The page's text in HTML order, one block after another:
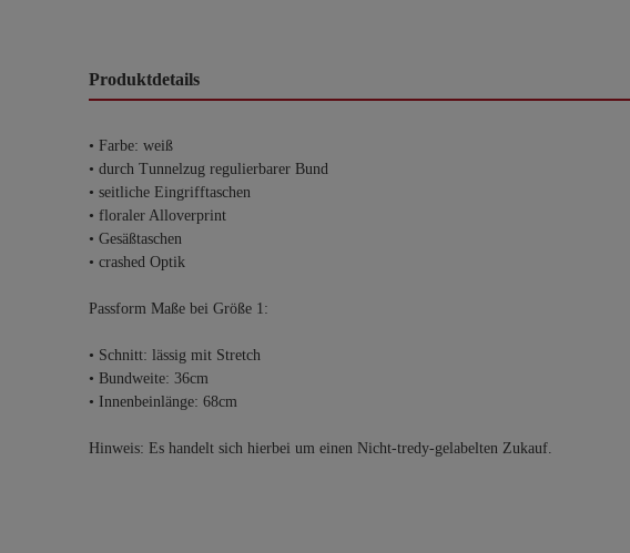
Produktdetails
• Farbe: weiß
• durch Tunnelzug regulierbarer Bund
• seitliche Eingrifftaschen
• floraler Alloverprint
• Gesäßtaschen
• crashed Optik
Passform Maße bei Größe 1:
• Schnitt: lässig mit Stretch
• Bundweite: 36cm
• Innenbeinlänge: 68cm
Hinweis: Es handelt sich hierbei um einen Nicht-tredy-gelabelten Zukauf.